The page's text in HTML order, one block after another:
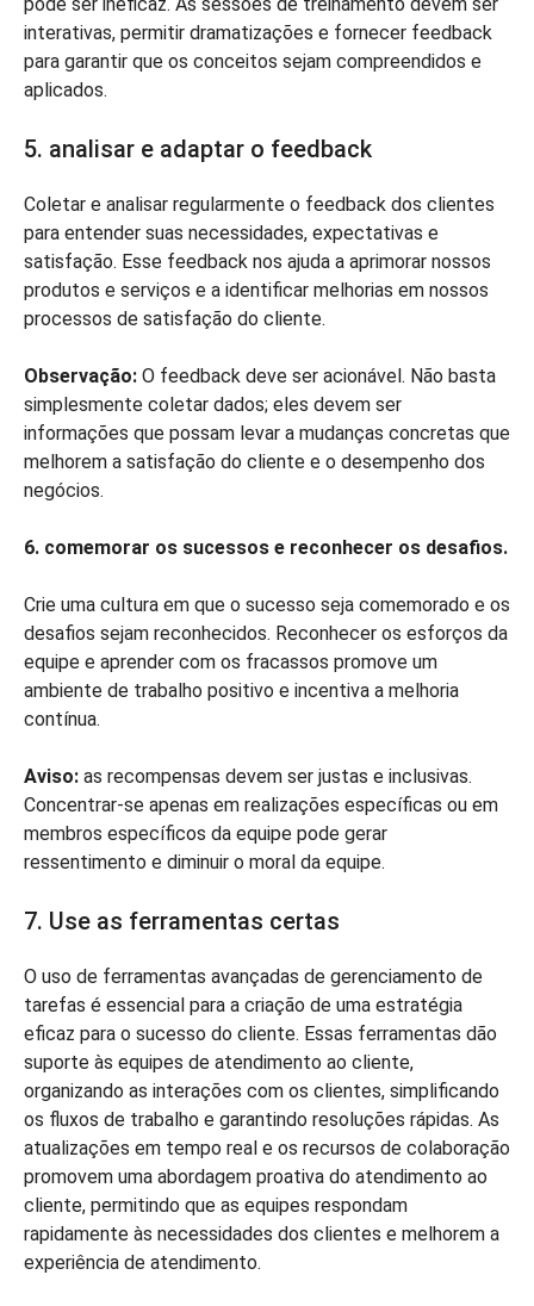
interativas, permitir dramatizações e fornecer feedback
para garantir que os conceitos sejam compreendidos e
aplicados.
5. analisar e adaptar o feedback
Coletar e analisar regularmente o feedback dos clientes
para entender suas necessidades, expectativas e
satisfação. Esse feedback nos ajuda a aprimorar nossos
produtos e serviços e a identificar melhorias em nossos
processos de satisfação do cliente.
Observação: O feedback deve ser acionável. Não basta
simplesmente coletar dados; eles devem ser
informações que possam levar a mudanças concretas que
melhorem a satisfação do cliente e o desempenho dos
negócios.
6. comemorar os sucessos e reconhecer os desafios.
Crie uma cultura em que o sucesso seja comemorado e os
desafios sejam reconhecidos. Reconhecer os esforços da
equipe e aprender com os fracassos promove um
ambiente de trabalho positivo e incentiva a melhoria
contínua.
Aviso: as recompensas devem ser justas e inclusivas.
Concentrar-se apenas em realizações específicas ou em
membros específicos da equipe pode gerar
ressentimento e diminuir o moral da equipe.
7. Use as ferramentas certas
O uso de ferramentas avançadas de gerenciamento de
tarefas é essencial para a criação de uma estratégia
eficaz para o sucesso do cliente. Essas ferramentas dão
suporte às equipes de atendimento ao cliente,
organizando as interações com os clientes, simplificando
os fluxos de trabalho e garantindo resoluções rápidas. As
atualizações em tempo real e os recursos de colaboração
promovem uma abordagem proativa do atendimento ao
cliente, permitindo que as equipes respondam
rapidamente às necessidades dos clientes e melhorem a
experiência de atendimento.